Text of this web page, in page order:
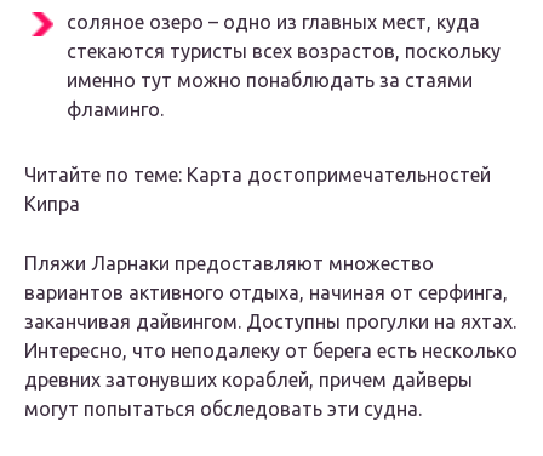
соляное озеро – одно из главных мест, куда
стекаются туристы всех возрастов, поскольку
именно тут можно понаблюдать за стаями
фламинго.
Читайте по теме: Карта достопримечательностей
Кипра
Пляжи Ларнаки предоставляют множество
вариантов активного отдыха, начиная от серфинга,
заканчивая дайвингом. Доступны прогулки на яхтах.
Интересно, что неподалеку от берега есть несколько
древних затонувших кораблей, причем дайверы
могут попытаться обследовать эти судна.